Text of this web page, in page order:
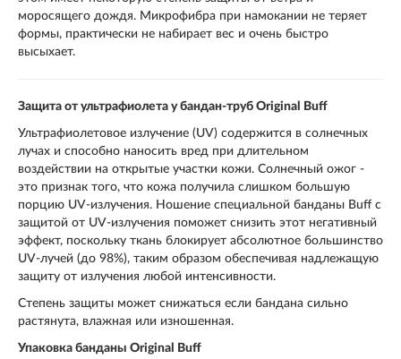
моросящего дождя. Микрофибра при намокании не теряет
формы, практически не набирает вес и очень быстро
высыхает.
Защита от ультрафиолета у бандан-труб Original Buff
Ультрафиолетовое излучение (UV) содержится в солнечных
лучах и способно наносить вред при длительном
воздействии на открытые участки кожи. Солнечный ожог -
это признак того, что кожа получила слишком большую
порцию UV-излучения. Ношение специальной банданы Buff с
защитой от UV-излучения поможет снизить этот негативный
эффект, поскольку ткань блокирует абсолютное большинство
UV-лучей (до 98%), таким образом обеспечивая надлежащую
защиту от излучения любой интенсивности.
Степень защиты может снижаться если бандана сильно
растянута, влажная или изношенная.
Упаковка банданы Original Buff